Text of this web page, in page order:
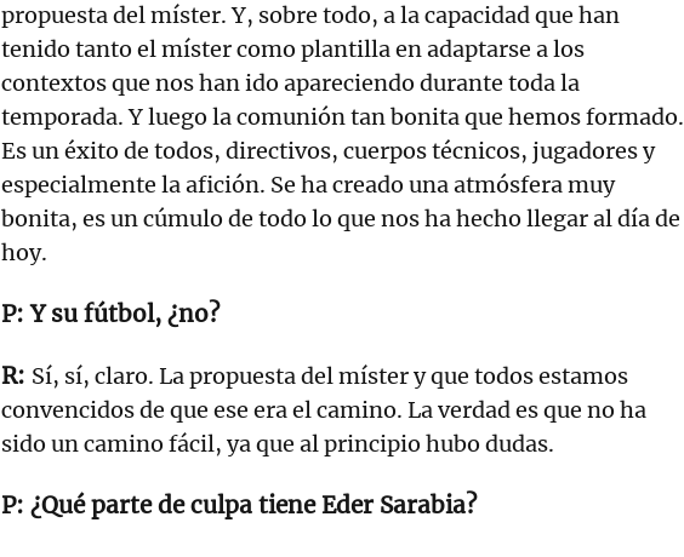
propuesta del míster. Y, sobre todo, a la capacidad que han
tenido tanto el míster como plantilla en adaptarse a los
contextos que nos han ido apareciendo durante toda la
temporada. Y luego la comunión tan bonita que hemos formado.
Es un éxito de todos, directivos, cuerpos técnicos, jugadores y
especialmente la afición. Se ha creado una atmósfera muy
bonita, es un cúmulo de todo lo que nos ha hecho llegar al día de
hoy.
Y su fútbol, ¿no?
Sí, sí, claro. La propuesta del míster y que todos estamos
convencidos de que ese era el camino. La verdad es que no ha
sido un camino fácil, ya que al principio hubo dudas.
¿Qué parte de culpa tiene Eder Sarabia?